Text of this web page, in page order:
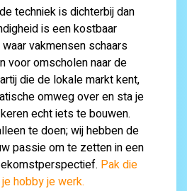
techniek is dichterbij dan
is een kostbaar
vakmensen schaars
vooromscholen naar de
die de lokale markt kent,
omweg over en sta je
echt iets te bouwen.
te doen; wij hebben de
passie om te zetten in een
Pak die
hobby je werk.